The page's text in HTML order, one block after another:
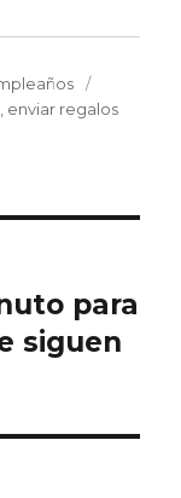
enviar regalos
para
siguen